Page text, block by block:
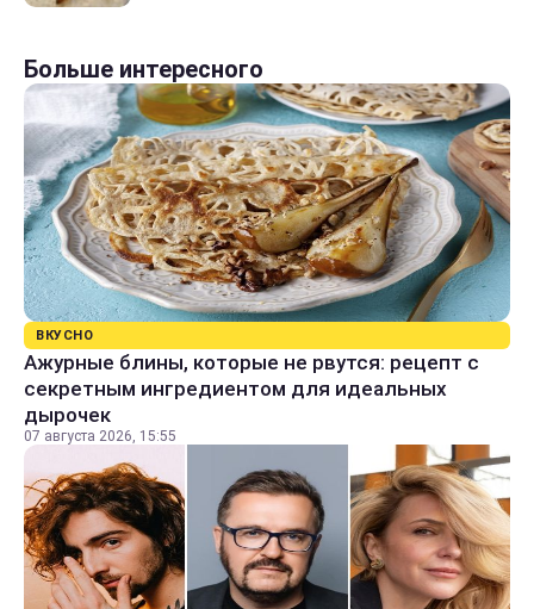
Больше интересного
ВКУСНО
Ажурные блины, которые не рвутся: рецепт с
секретным ингредиентом для идеальных
дырочек
07 августа 2026, 15:55